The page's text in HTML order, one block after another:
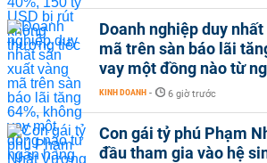
Doanh nghiệp duy
mã trên sàn báo lãi
vay một đồng nào từ
KINH DOANH - 6 giờ trước
Con gái tỷ phú Phạm
đầu tham gia vào hệ